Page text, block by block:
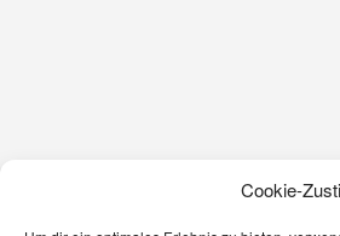
Cookie-